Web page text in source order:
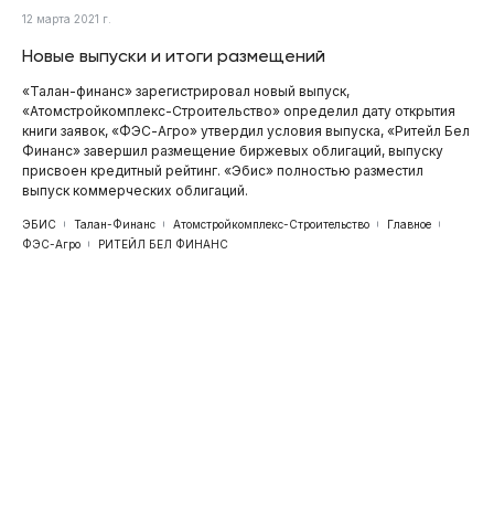
12 марта 2021 г.
Новые выпуски и итоги размещений
«Талан-финанс» зарегистрировал новый выпуск,
«Атомстройкомплекс-Строительство» определил дату открытия
книги заявок, «ФЭС-Агро» утвердил условия выпуска, «Ритейл Бел
Финанс» завершил размещение биржевых облигаций, выпуску
присвоен кредитный рейтинг. «Эбис» полностью разместил
выпуск коммерческих облигаций.
ЭБИС Талан-Финанс Атомстройкомплекс-Строительство
Главное
ФЭС-Агро
РИТЕЙЛ БЕЛ ФИНАНС